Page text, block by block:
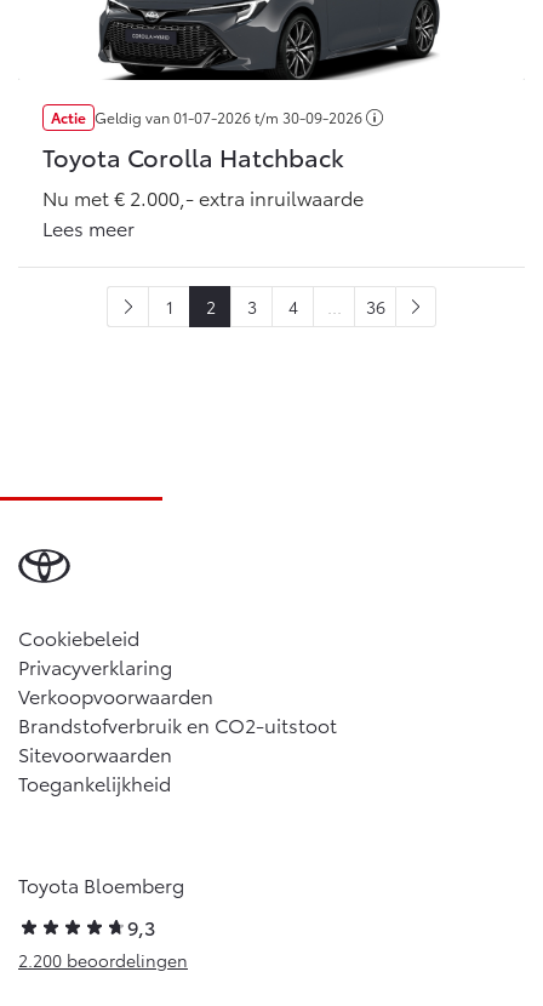
Actie Geldig van01-07-2026t/m 30-09-2026
Toyota Corolla Hatchback
Nu met € 2.000,- extra inruilwaarde
Lees meer
1 2 3 4 ... 36
Cookiebeleid
Privacyverklaring
Verkoopvoorwaarden
Brandstofverbruik en CO2-uitstoot
Sitevoorwaarden
Toegankelijkheid
Toyota Bloemberg
9,3
2.200 beoordelingen